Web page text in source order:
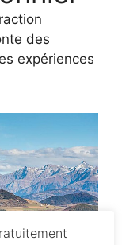
des
expériences